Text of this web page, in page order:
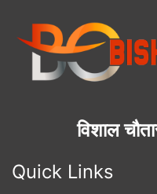
विशाल
Quick Links